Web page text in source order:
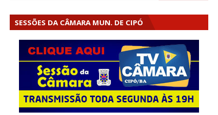
SESSÕES DA CÂMARA MUN. DE CIPÓ